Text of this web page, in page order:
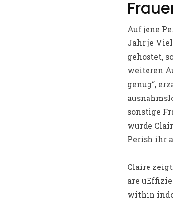
Auf jene
Jahr je
gehostet,
weiteren
genug“,
sonstige
wurde
Perish ihr
Claire
are
within